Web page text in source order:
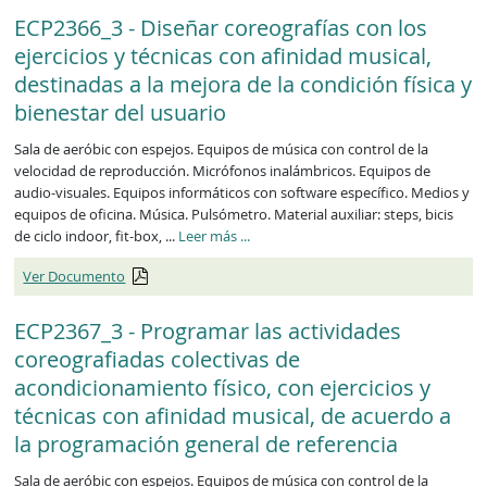
ECP2366_3 - Diseñar coreografías con los
ejercicios y técnicas con afinidad musical,
destinadas a la mejora de la condición física y
bienestar del usuario
Sala de aeróbic con espejos. Equipos de música con control de la
velocidad de reproducción. Micrófonos inalámbricos. Equipos de
audio-visuales. Equipos informáticos con software específico. Medios y
equipos de oficina. Música. Pulsómetro. Material auxiliar: steps, bicis
de ciclo indoor, fit-box, ... Leer más ...
Ver Documento
ECP2367_3 - Programar las actividades
coreografiadas colectivas de
acondicionamiento físico, con ejercicios y
técnicas con afinidad musical, de acuerdo a
la programación general de referencia
Sala de aeróbic con espejos. Equipos de música con control de la